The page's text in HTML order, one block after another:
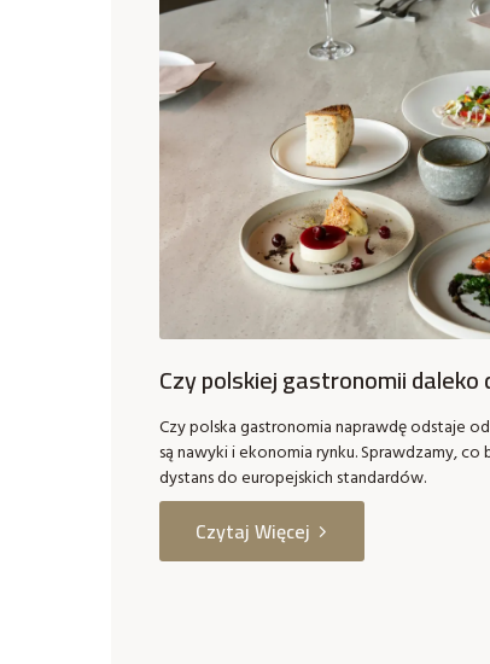
Czy polskiej gastronomii daleko
Czy polska gastronomia naprawdę odstaje
są nawyki i ekonomia rynku. Sprawdzamy,
dystans do europejskich standardów.
Czytaj Więcej